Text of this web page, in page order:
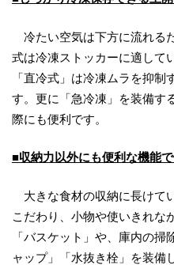
冷たい空気は下方に流れる
式は冷凍ストッカーに適して
「直冷式」は冷凍ムラを抑
す。更に「急冷凍」を装備す
際にも便利です。
■収納力以外にも便利な機能
大きな食材の収納に長けて
こだわり、小物や使いきれな
「バスケット」や、庫内の
ャップ」「水抜き栓」を装備